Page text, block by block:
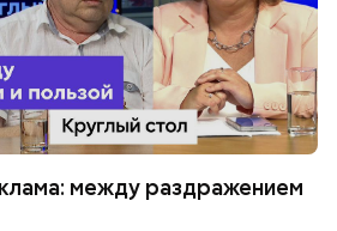
между раздражением